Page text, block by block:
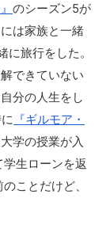
のシーズン5が
は家族と一緒
旅行をした。
できていない
分の人生をし
『ギルモア・
学の授業が入
生ローンを返
ことだけど、